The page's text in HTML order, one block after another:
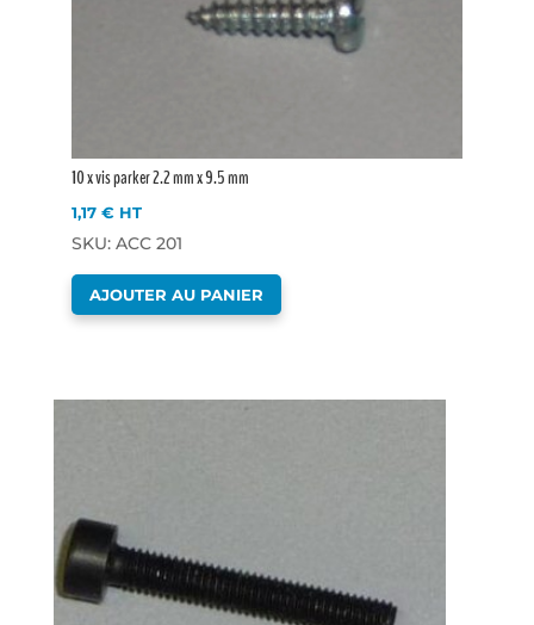
10 x vis parker 2.2 mm x 9.5 mm
1,17 € HT
SKU: ACC 201
AJOUTER AU PANIER